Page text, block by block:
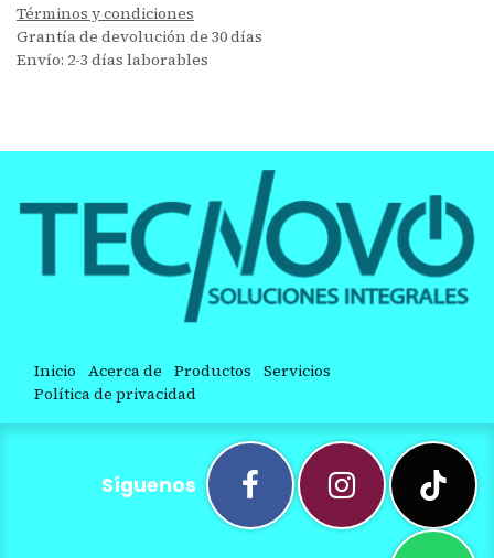
Términos y condiciones
Grantía de devolución de 30 días
Envío: 2-3 días laborables
Inicio Acerca de Productos Servicios
Política de privacidad
Síguenos